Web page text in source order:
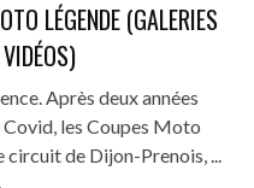
LÉGENDE (GALERIES
Après deux années
les Coupes Moto
circuit de Dijon-Prenois, ...